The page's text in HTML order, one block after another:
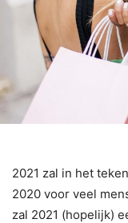
2021 zal in het
2020 voor veel
zal 2021 (hopelijk)